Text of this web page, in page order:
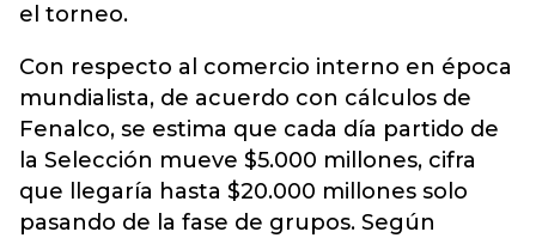
el torneo.
Con respecto al comercio interno en época
mundialista, de acuerdo con cálculos de
Fenalco, se estima que cada día partido de
la Selección mueve $5.000 millones, cifra
que llegaría hasta $20.000 millones solo
pasando de la fase de grupos. Según